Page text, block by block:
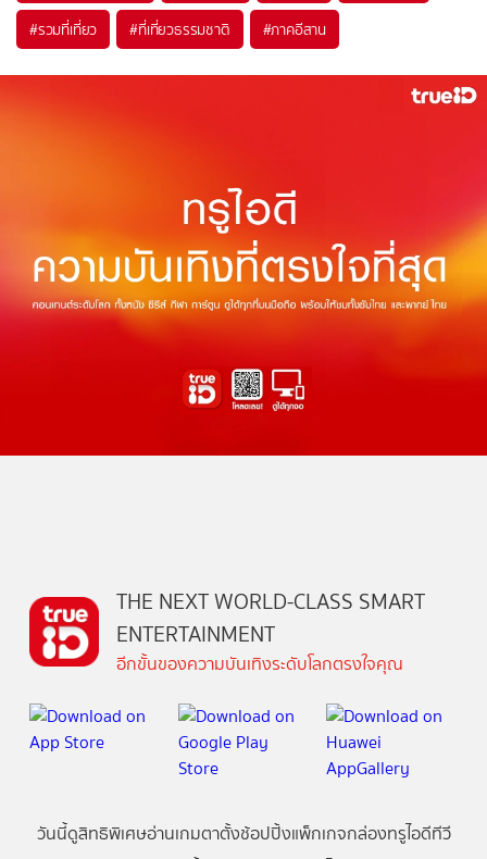
#รวมที่เที่ยว #ที่เที่ยวธรรมชาติ #ภาคอีสาน
THE NEXT WORLD-CLASS SMART
ENTERTAINMENT
อีกขั้นของความบันเทิงระดับโลกตรงใจคุณ
วันนี้ดูสิทธิพิเศษอ่านเกมตาตั้งช้อปปิ้งแพ็กเกจกล่องทรูไอดีทีวี